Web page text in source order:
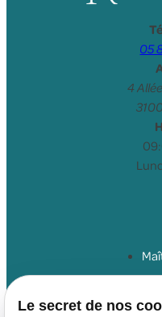
05
4
Droit
Le secret de nos